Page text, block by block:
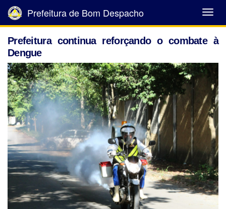
Abrir
Menu
Prefeitura de Bom Despacho
Prefeitura continua reforçando o combate à
Dengue